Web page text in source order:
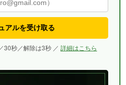
アルを受け取る
30秒／解除は3秒 ／ 詳細はこちら